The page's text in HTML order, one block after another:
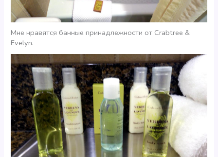
Мне нравятся банные принадлежности от Crabtree &
Evelyn.